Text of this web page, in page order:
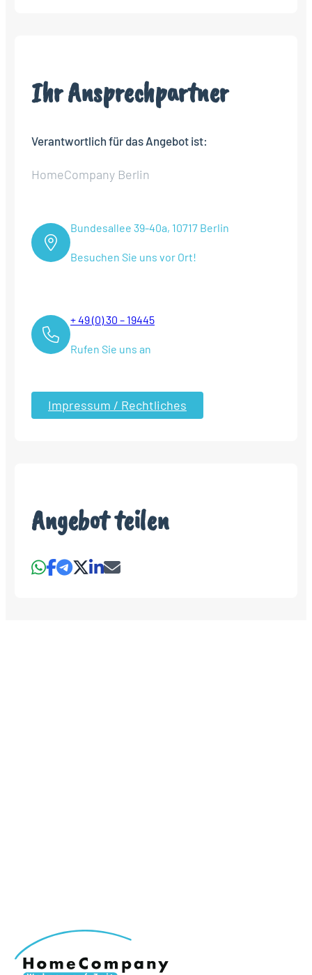
Ihr Ansprechpartner
Verantwortlich für das Angebot ist:
HomeCompany Berlin
Bundesallee 39-40a, 10717 Berlin
Besuchen Sie uns vor Ort!
+ 49 (0) 30 – 19445
Rufen Sie uns an
Impressum / Rechtliches
Angebot teilen